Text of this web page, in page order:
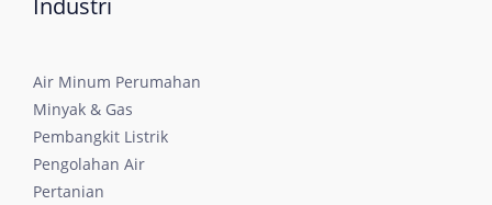
Air Minum Perumahan
Minyak & Gas
Pembangkit Listrik
Pengolahan Air
Pertanian